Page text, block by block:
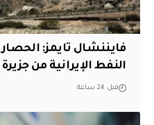
فايننشال تايمز:
النفط الإيرانية من
قبل 24 ساعة